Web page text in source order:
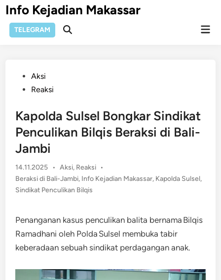
Skip
to
content
Info Kejadian Makassar
TELEGRAM
Open
PostedAksi
Reaksi
Kapolda Sulsel Bongkar Sindikat
Penculikan Bilqis Beraksi di Bali-
Jambi
14.11.2025 • Posted
in
Aksi, Reaksi •
Beraksi di Bali-Jambi, Info Kejadian Makassar, Kapolda Sulsel,
Sindikat Penculikan Bilqis
Penanganan kasus penculikan balita bernama Bilqis
Ramadhani oleh Polda Sulsel membuka tabir
keberadaan sebuah sindikat perdagangan anak.